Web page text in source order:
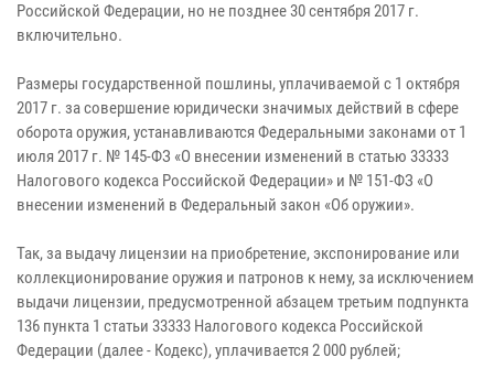
Российской Федерации, но не позднее 30 сентября 2017 г.
включительно.
Размеры государственной пошлины, уплачиваемой с 1 октября
2017 г. за совершение юридически значимых действий в сфере
оборота оружия, устанавливаются Федеральными законами от 1
июля 2017 г. № 145-ФЗ «О внесении изменений в статью 33333
Налогового кодекса Российской Федерации» и № 151-ФЗ «О
внесении изменений в Федеральный закон «Об оружии».
Так, за выдачу лицензии на приобретение, экспонирование или
коллекционирование оружия и патронов к нему, за исключением
выдачи лицензии, предусмотренной абзацем третьим подпункта
136 пункта 1 статьи 33333 Налогового кодекса Российской
Федерации (далее - Кодекс), уплачивается 2 000 рублей;